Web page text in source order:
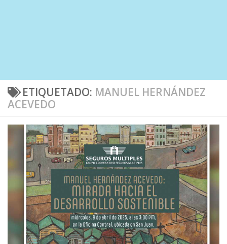
ETIQUETADO: MANUEL HERNÁNDEZ
ACEVEDO